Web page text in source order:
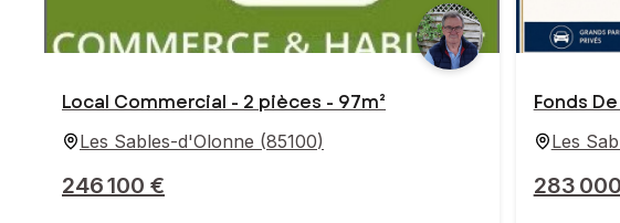
Local Commercial - 2 pièces - 97m²
Les Sables-d'Olonne (85100)
246 100 €
Fonds
Les
283